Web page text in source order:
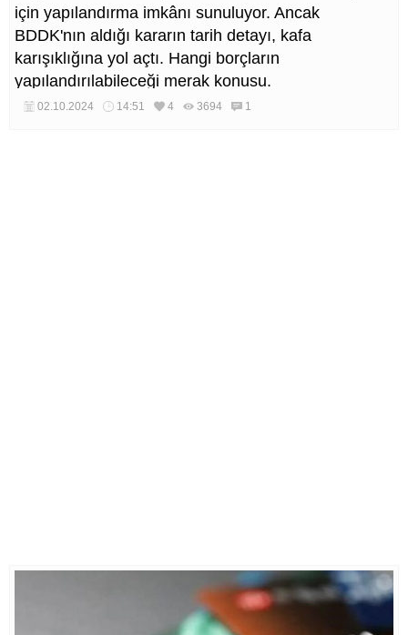
için yapılandırma imkânı sunuluyor. Ancak
BDDK'nın aldığı kararın tarih detayı, kafa
karışıklığına yol açtı. Hangi borçların
yapılandırılabileceği merak konusu.
02.10.2024 14:51 4 3694 1